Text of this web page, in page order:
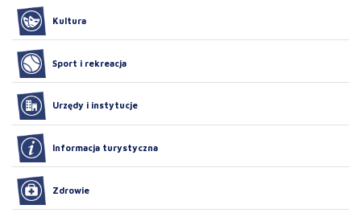
Kultura
Sport i rekreacja
Urzędy i instytucje
Informacja turystyczna
Zdrowie